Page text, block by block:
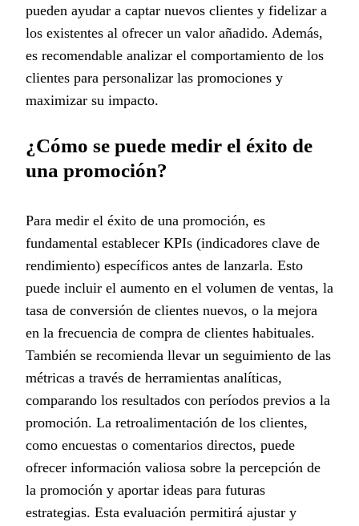
pueden ayudar a captar nuevos clientes y fidelizar a
los existentes al ofrecer un valor añadido. Además,
es recomendable analizar el comportamiento de los
clientes para personalizar las promociones y
maximizar su impacto.
¿Cómo se puede medir el éxito de
una promoción?
Para medir el éxito de una promoción, es
fundamental establecer KPIs (indicadores clave de
rendimiento) específicos antes de lanzarla. Esto
puede incluir el aumento en el volumen de ventas, la
tasa de conversión de clientes nuevos, o la mejora
en la frecuencia de compra de clientes habituales.
También se recomienda llevar un seguimiento de las
métricas a través de herramientas analíticas,
comparando los resultados con períodos previos a la
promoción. La retroalimentación de los clientes,
como encuestas o comentarios directos, puede
ofrecer información valiosa sobre la percepción de
la promoción y aportar ideas para futuras
estrategias. Esta evaluación permitirá ajustar y